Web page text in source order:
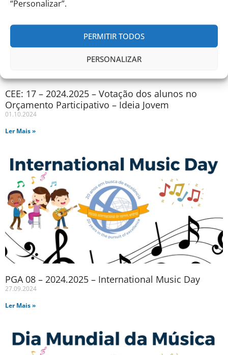
“Personalizar”.
PERMITIR TODOS
PERSONALIZAR
CEE: 17 – 2024.2025 – Votação dos alunos no
Orçamento Participativo – Ideia Jovem
01.10.2024
Ler Mais »
PGA 08 – 2024.2025 – International Music Day
27.09.2024
Ler Mais »